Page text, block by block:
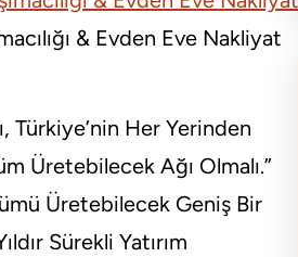
& Evden Eve Nakliyat
Türkiye’nin Her Yerinden
Üretebilecek Ağı Olmalı.”
Üretebilecek Geniş Bir
Sürekli Yatırım